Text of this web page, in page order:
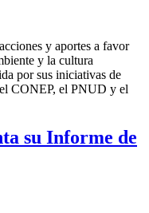
y aportes a favor
y la cultura
por sus iniciativas de
CONEP, el PNUD y el
su Informe de